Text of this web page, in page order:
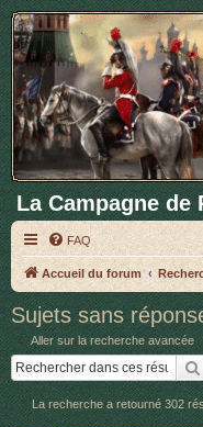
La Campagne de
FAQ
Accueil du forum
Sujets sans
Aller sur la recherche avancée
La recherche a retourné 302